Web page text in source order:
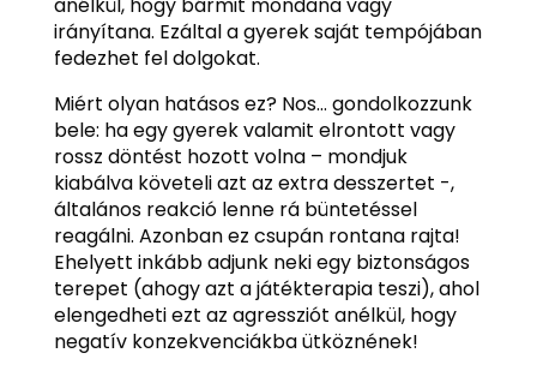
irányítana. Ezáltal a gyerek saját tempójában
fedezhet fel dolgokat.
Miért olyan hatásos ez? Nos… gondolkozzunk
bele: ha egy gyerek valamit elrontott vagy
rossz döntést hozott volna – mondjuk
kiabálva követeli azt az extra desszertet -,
általános reakció lenne rá büntetéssel
reagálni. Azonban ez csupán rontana rajta!
Ehelyett inkább adjunk neki egy biztonságos
terepet (ahogy azt a játékterapia teszi), ahol
elengedheti ezt az agressziót anélkül, hogy
negatív konzekvenciákba ütköznének!